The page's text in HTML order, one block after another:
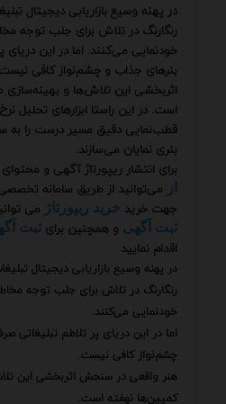
در پهنه وسیع بازاریابی دیجیتال
رنگارنگ در تلاش برای جلب توجه
خودنمایی می‌کنند. اما در این دریای
بنرهای جذاب و چشم‌نواز کافی
اثربخشی این تلاش‌ها و بهینه‌سازی
قطب‌نمایی دقیق مسیر درست را به
بنری نمایان می‌سازند.
برای انتشار ریپورتاژ آگهی و
از می‌توانید از طریق سامانه تخصصی
جهت خرید خرید ریپورتاژ می
ثبت آگهی و همچنین برای ثبت
اقدام نمایید
در پهنه وسیع بازاریابی دیجیتال
رنگارنگ در تلاش برای جلب توجه
خودنمایی می‌کنند.
اما در این دریای پر تلاطم تبلیغاتی
چشم‌نواز کافی نیست.
هنر واقعی در سنجش اثربخشی این
کمپین‌ها نهفته است.